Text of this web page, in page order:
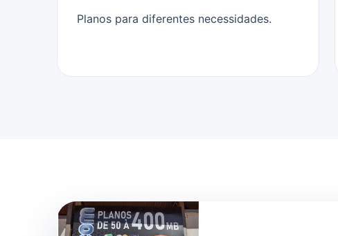
Planos para diferentes necessidades.